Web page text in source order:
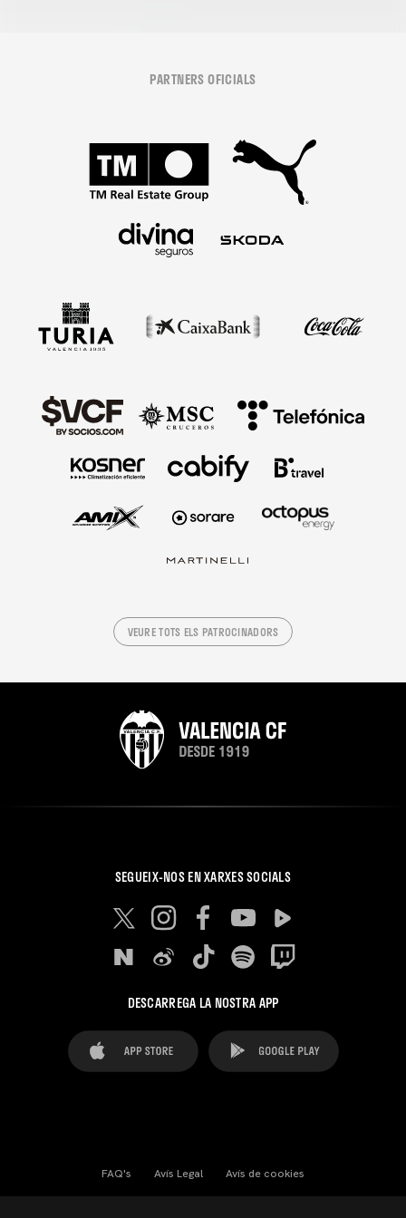
PARTNERS OFICIALS
VEURE TOTS ELS PATROCINADORS
SEGUEIX-NOS EN XARXES SOCIALS
DESCARREGA LA NOSTRA APP
FAQ's Avís Legal Avís de cookies